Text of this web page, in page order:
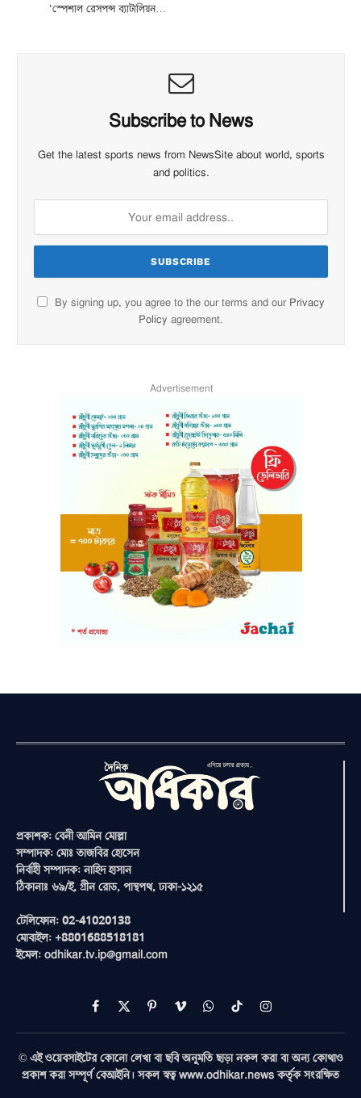
‘স্পেশাল রেসপন্স ব্যাটালিয়ন…
Subscribe to News
Get the latest sports news from NewsSite about world, sports
and politics.
By signing up, you agree to the our terms and our Privacy
Policy agreement.
Advertisement
প্রকাশক: বেনী আমিন মোল্লা
সম্পাদক: মোঃ তাজবির হোসেন
নির্বাহী সম্পাদক: নাহিদ হাসান
ঠিকানাঃ ৬৯/ই, গ্রীন রোড, পান্থপথ, ঢাকা-১২১৫
টেলিফোন: 02-41020138
মোবাইল: +8801688518181
ইমেল: odhikar.tv.ip@gmail.com
Facebook
X
(Twitter)
PinterestVimeoWhatsAppTikTokInstagram
© এই ওয়েবসাইটের কোনো লেখা বা ছবি অনুমতি ছাড়া নকল করা বা অন্য কোথাও
প্রকাশ করা সম্পূর্ণ বেআইনি। সকল স্বত্ব www.odhikar.news কর্তৃক সংরক্ষিত